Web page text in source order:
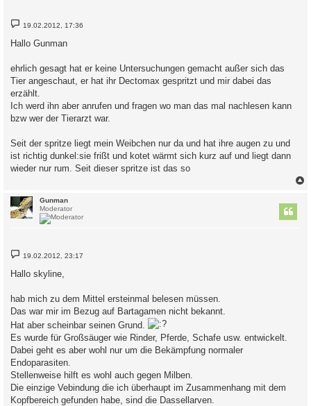
B
e
i
t
a
g
19.02.2012, 17:36
Hallo Gunman
ehrlich gesagt hat er keine Untersuchungen gemacht außer sich das
Tier angeschaut, er hat ihr Dectomax gespritzt und mir dabei das
erzählt.
Ich werd ihn aber anrufen und fragen wo man das mal nachlesen kann
bzw wer der Tierarzt war.
Seit der spritze liegt mein Weibchen nur da und hat ihre augen zu und
ist richtig dunkel:sie frißt und kotet wärmt sich kurz auf und liegt dann
wieder nur rum. Seit dieser spritze ist das so
Gunman
Moderator
B
e
i
t
a
g
19.02.2012, 23:17
Hallo skyline,
hab mich zu dem Mittel ersteinmal belesen müssen.
Das war mir im Bezug auf Bartagamen nicht bekannt.
Hat aber scheinbar seinen Grund.
Es wurde für Großsäuger wie Rinder, Pferde, Schafe usw. entwickelt.
Dabei geht es aber wohl nur um die Bekämpfung normaler
Endoparasiten.
Stellenweise hilft es wohl auch gegen Milben.
Die einzige Vebindung die ich überhaupt im Zusammenhang mit dem
Kopfbereich gefunden habe, sind die Dassellarven.